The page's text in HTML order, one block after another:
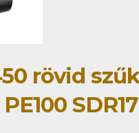
rövid
SDR17